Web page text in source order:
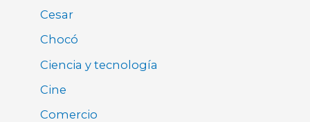
Cesar
Chocó
Ciencia y tecnología
Cine
Comercio